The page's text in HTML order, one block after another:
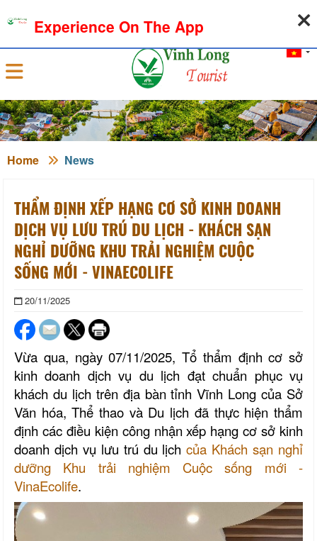
Sign in
Home News
THẨM ĐỊNH XẾP HẠNG CƠ SỞ KINH DOANH
DỊCH VỤ LƯU TRÚ DU LỊCH - KHÁCH SẠN
NGHỈ DƯỠNG KHU TRẢI NGHIỆM CUỘC
SỐNG MỚI - VINAECOLIFE
20/11/2025
Vừa qua, ngày 07/11/2025, Tổ thẩm định cơ sở
kinh doanh dịch vụ du lịch đạt chuẩn phục vụ
khách du lịch trên địa bàn tỉnh Vĩnh Long của Sở
Văn hóa, Thể thao và Du lịch đã thực hiện thẩm
định các điều kiện công nhận xếp hạng cơ sở kinh
doanh dịch vụ lưu trú du lịchcủa Khách sạn nghỉ
dưỡng Khu trải nghiệm Cuộc sống mới -
VinaEcolife.
Experience On The App